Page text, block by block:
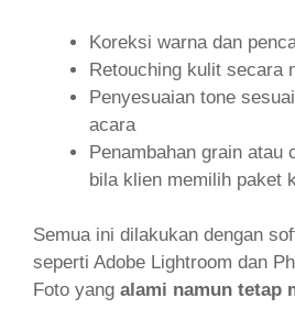
Koreksi warna dan
Retouching kulit secara
Penyesuaian tone
acara
Penambahan grain atau
bila klien memilih paket
Semua ini dilakukan dengan
seperti Adobe Lightroom dan
Foto yang alami namun tetap